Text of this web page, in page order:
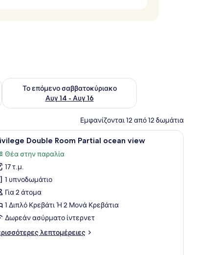
σαββατοκύριακο Αυγ 7 - Αυγ 9
Το επόμενο σαββατοκύριακο
Αυγ 14 - Αυγ 16
Έλεγχος διαθεσιμότητας για το επόμενο σαββατοκύριακο
Εμφανίζονται 12 από 12 δωμάτια
στον τοίχο.
ένα κομοδίνο, ένα φωτιστικό και ένα παράθυρο με κουρτίνες.
Ένα μπαλκόνι με δύο καρέκλες και ένα
4 Double Room Partial ocean view
Θέα στην παραλία
17 τ.μ.
1 υπνοδωμάτιο
Για 2 άτομα
1 Διπλό Κρεβάτι Ή 2 Μονά Κρεβάτια
Δωρεάν ασύρματο ίντερνετ
λεπτομέρειες